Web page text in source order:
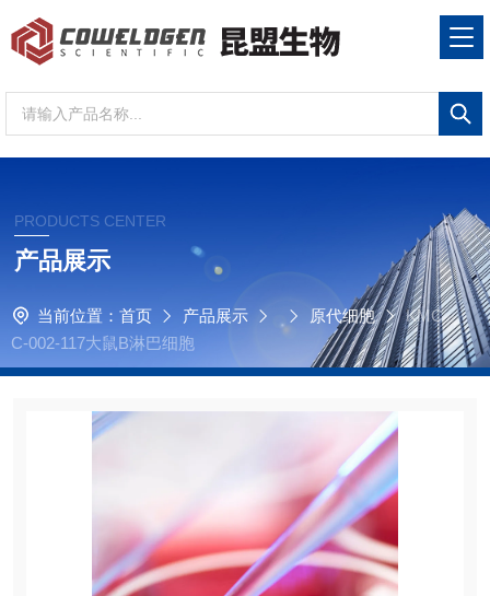
PRODUCTS CENTER
产品展示
当前位置： 首页 产品展示 原代细胞
KMC
C-002-117大鼠B淋巴细胞